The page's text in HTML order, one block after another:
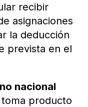
recibir
asignaciones
la deducción
prevista en el
nacional
producto